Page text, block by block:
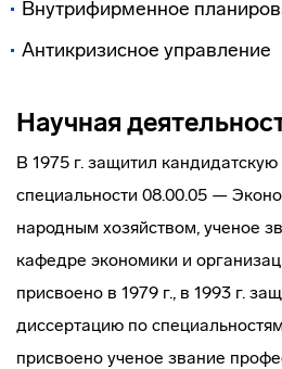
Внутрифирменное
Антикризисное управление
Научная
В 1975 г. защитил
специальности 08.00.05 —
народным хозяйством, ученое
кафедре экономики и
присвоено в 1979 г., в 1993 г.
диссертацию по
присвоено ученое звание